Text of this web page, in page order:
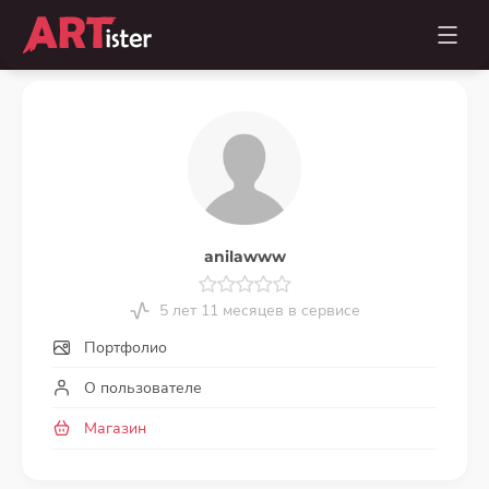
anilawww
5 лет 11 месяцев в сервисе
Портфолио
О пользователе
Магазин